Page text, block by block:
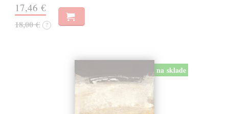
17,46 €
18,00 € ?
na sklade